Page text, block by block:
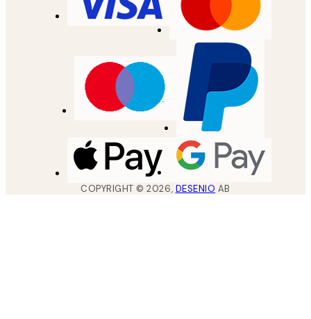
COPYRIGHT ©2026, DESENIO AB